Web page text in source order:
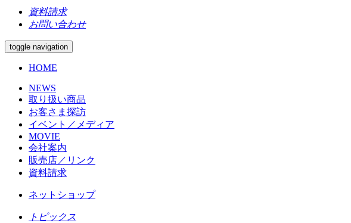
資料請求
お問い合わせ
toggle navigation
HOME
NEWS
取り扱い商品
お客さま探訪
イベント／メディア
MOVIE
会社案内
販売店／リンク
資料請求
ネットショップ
トピックス